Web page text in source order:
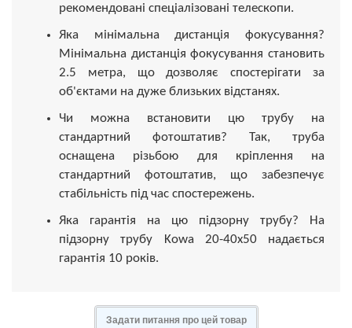
рекомендовані спеціалізовані телескопи.
Яка мінімальна дистанція фокусування?
Мінімальна дистанція фокусування становить
2.5 метра, що дозволяє спостерігати за
об'єктами на дуже близьких відстанях.
Чи можна встановити цю трубу на
стандартний фотоштатив? Так, труба
оснащена різьбою для кріплення на
стандартний фотоштатив, що забезпечує
стабільність під час спостережень.
Яка гарантія на цю підзорну трубу? На
підзорну трубу Kowa 20-40x50 надається
гарантія 10 років.
Задати питання про цей товар